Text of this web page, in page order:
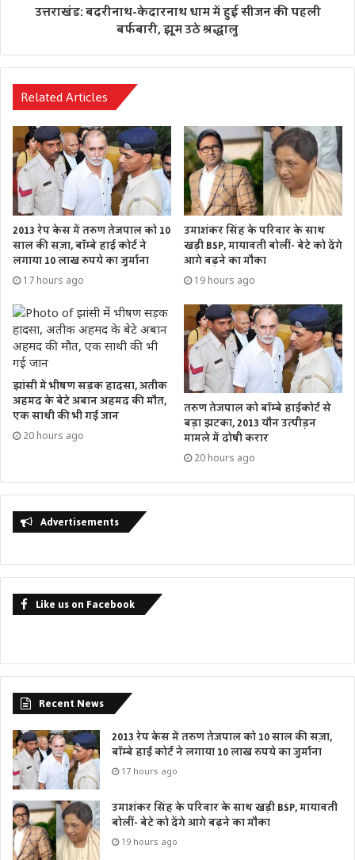
उत्तराखंड: बदरीनाथ-केदारनाथ धाम में हुई सीजन की पहली
बर्फबारी, झूम उठे श्रद्धालु
Related Articles
2013 रेप केस में तरुण तेजपाल को 10
साल की सज़ा, बॉम्बे हाई कोर्ट ने
लगाया 10 लाख रुपये का जुर्माना
17 hours ago
उमाशंकर सिंह के परिवार के साथ
खड़ी BSP, मायावती बोलीं- बेटे को देंगे
आगे बढ़ने का मौका
19 hours ago
झांसी में भीषण सड़क हादसा, अतीक
अहमद के बेटे अबान अहमद की मौत,
एक साथी की भी गई जान
20 hours ago
तरुण तेजपाल को बॉम्बे हाईकोर्ट से
बड़ा झटका, 2013 यौन उत्पीड़न
मामले में दोषी करार
20 hours ago
Advertisements
Like us on Facebook
Recent News
2013 रेप केस में तरुण तेजपाल को 10 साल की सज़ा,
बॉम्बे हाई कोर्ट ने लगाया 10 लाख रुपये का जुर्माना
17 hours ago
उमाशंकर सिंह के परिवार के साथ खड़ी BSP, मायावती
बोलीं- बेटे को देंगे आगे बढ़ने का मौका
19 hours ago